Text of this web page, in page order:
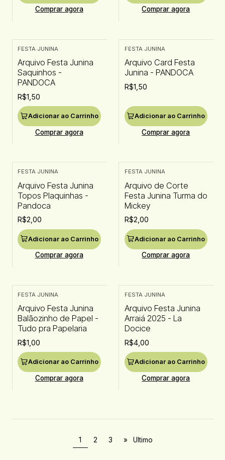
Comprar agora Comprar agora
FESTA JUNINA
Arquivo Festa Junina
Saquinhos -
PANDOCA
R$1,50
Adicionar ao Carrinho
Comprar agora
FESTA JUNINA
Arquivo Card Festa
Junina - PANDOCA
R$1,50
Adicionar ao Carrinho
Comprar agora
FESTA JUNINA
Arquivo Festa Junina
Topos Plaquinhas -
Pandoca
R$2,00
Adicionar ao Carrinho
Comprar agora
FESTA JUNINA
Arquivo de Corte
Festa Junina Turma do
Mickey
R$2,00
Adicionar ao Carrinho
Comprar agora
FESTA JUNINA
Arquivo Festa Junina
Balãozinho de Papel -
Tudo pra Papelaria
R$1,00
Adicionar ao Carrinho
Comprar agora
FESTA JUNINA
Arquivo Festa Junina
Arraiá 2025 - La
Docice
R$4,00
Adicionar ao Carrinho
Comprar agora
1 2 3 » Ultimo